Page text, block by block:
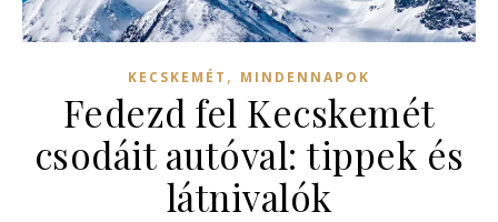
KECSKEMÉT , MINDENNAPOK
Fedezd fel Kecskemét
csodáit autóval: tippek és
látnivalók